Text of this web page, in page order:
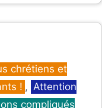
chrétiens et
! , Attention
compliqués